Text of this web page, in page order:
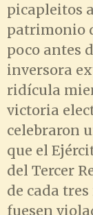
picapleitos
patrimonio
poco antes
inversora
ridícula
victoria
celebraron
que el
del Tercer
de cada
fuesen